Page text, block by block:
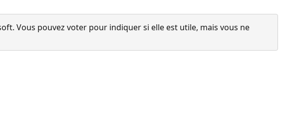
Vous pouvez voter pour indiquer si elle est utile, mais vous ne